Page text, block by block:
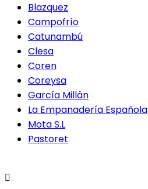
Blazquez
Campofrío
Catunambú
Clesa
Coren
Coreysa
García Millän
La Empanadería Española
Mota S.L
Pastoret
